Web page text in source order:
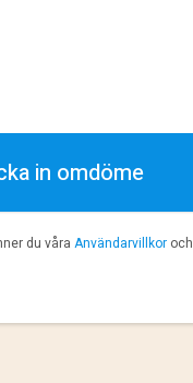
in omdöme
du våra Användarvillkoroch